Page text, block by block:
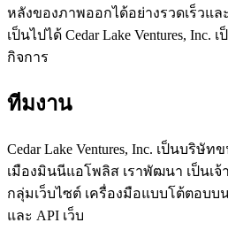
หลังของภาพออกได้อย่างรวดเร็วแ
เป็นไปได้ Cedar Lake Ventures, Inc.
กิจการ
ทีมงาน
Cedar Lake Ventures, Inc. เป็นบริษั
เมืองมินนีแอโพลิส เราพัฒนา เป็นเ
กลุ่มเว็บไซต์ เครื่องมือแบบโต้ตอบบ
และ API เว็บ